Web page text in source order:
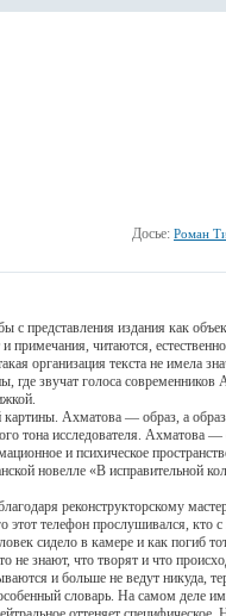
Досье: Роман
издания как
примечания, читаются,
организация текста не имела
где звучат голоса
Ахматова — образ, а
тона исследователя. Ахматова —
и психическое
новелле «В исправительной
реконструкторскому
телефон прослушивался, кто
сидело в камере и как погиб
не знают, что творят и что
и больше не ведут никуда,
словарь. На самом деле